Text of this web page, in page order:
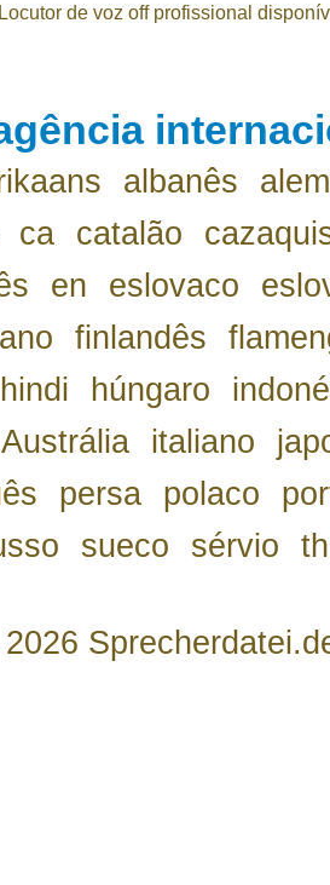
de voz off profissional
albanês
ca catalão
en eslovaco
finlandês
hindi húngaro
italiano
persa polaco
sueco sérvio th